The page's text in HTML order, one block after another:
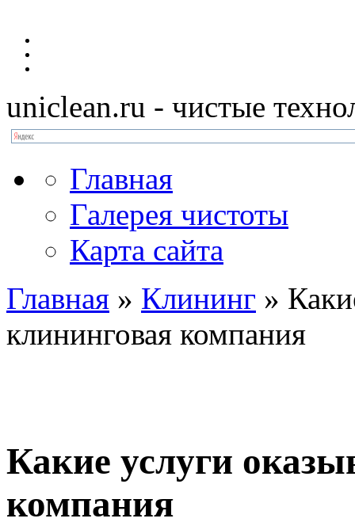
uniclean.ru - чистые
Главная
Галерея чистоты
Карта сайта
Главная » Клининг »
клининговая компания
Какие услуги
компания